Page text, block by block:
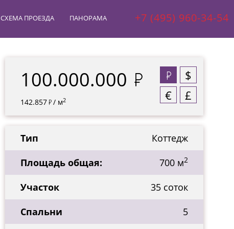
+7 (495) 960-34-54
СХЕМА ПРОЕЗДА ПАНОРАМА
$
£
€
100.000.000
142.857 / м2
Тип
Коттедж
Площадь общая:
700 м2
Участок
35 соток
Спальни
5